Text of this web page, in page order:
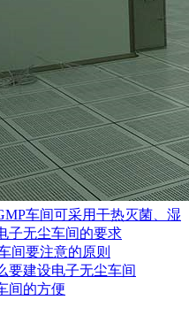
车间可采用干热灭菌、湿
子无尘车间的要求
间要注意的原则
要建设电子无尘车间
间的方便